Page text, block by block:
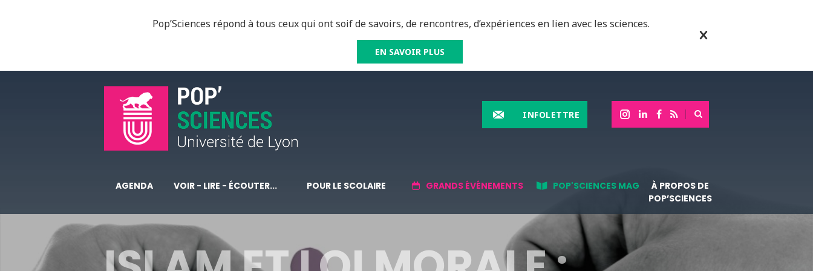
Pop’Sciences répond à tous ceux qui ont soif de savoirs, de rencontres, d’expériences en lien avec les sciences.
EN SAVOIR PLUS
INFOLETTRE
AGENDA VOIR - LIRE - ÉCOUTER... POUR LE SCOLAIRE GRANDS ÉVÉNEMENTS POP'SCIENCES MAG
À PROPOS DE
POP’SCIENCES